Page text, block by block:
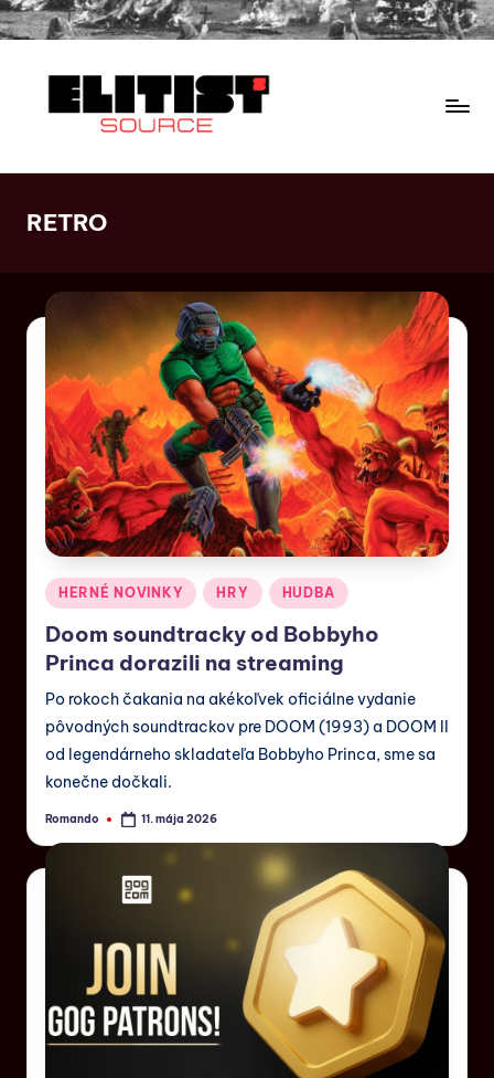
RETRO
HERNÉ NOVINKY HRY HUDBA
Doom soundtracky od Bobbyho
Princa dorazili na streaming
Po rokoch čakania na akékoľvek oficiálne vydanie
pôvodných soundtrackov pre DOOM (1993) a DOOM II
od legendárneho skladateľa Bobbyho Princa, sme sa
konečne dočkali.
Romando 11. mája 2026